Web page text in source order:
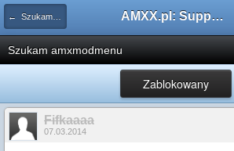
← Szukam pluginu AMXX.pl: Support AMX Mod X i SourceMod
Szukam amxmodmenu
Zablokowany
Fifkaaaa
07.03.2014